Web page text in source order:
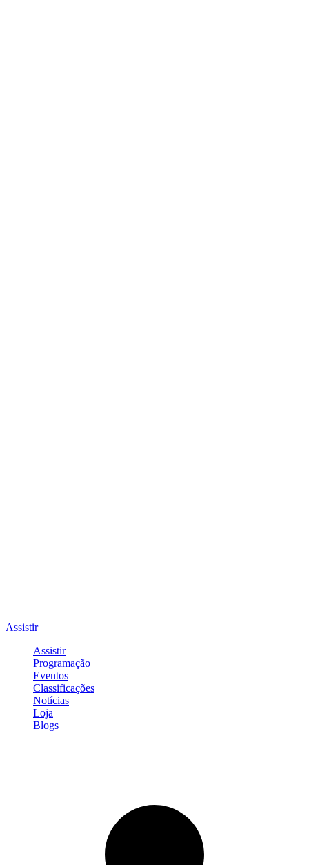
Assistir
Assistir
Programação
Eventos
Classificações
Notícias
Loja
Blogs